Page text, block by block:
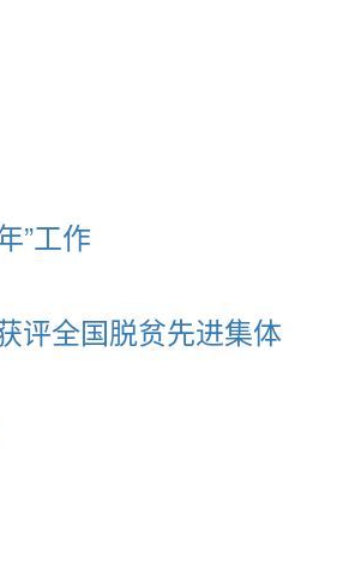
”工作
评全国脱贫先进集体